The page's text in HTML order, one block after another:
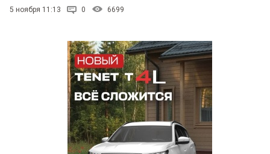
5 ноября 11:13 0 6699